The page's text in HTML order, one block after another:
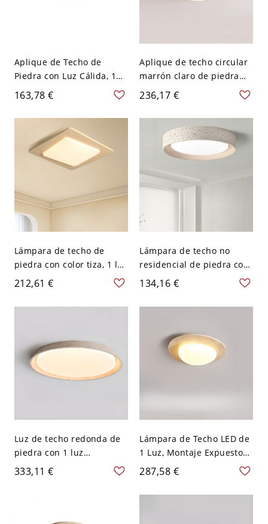
Aplique de Techo de
Piedra con Luz Cálida, 1
Luz, Pantalla de Plexiglás,
Montaje Superficial LED
para Uso Residencial,
110V-120V, 15"
163,78 €
Aplique de techo circular
marrón claro de piedra
con 1 luz, luminaria LED,
montaje superficial para
uso residencial, 110V-
120V, tres niveles (luz
cálida/blanca/neutra de
atenuación)
236,17 €
Lámpara de techo de
piedra con color tiza, 1 luz
LED, pantalla de PMMA en
estilo simplista, conexión
eléctrica directa, 110V-
212,61 €
Lámpara de techo no
residencial de piedra con
pantalla de tiza, forma
redonda, 1 luz LED
empotrada, 110V-120V, 14"
134,16 €
Luz de techo redonda de
piedra con 1 luz
empotrada y pantalla de
PMMA, LED para uso
cálida/blanca/neutra de
333,11 €
Lámpara de Techo LED de
1 Luz, Montaje Expuesto
Simétrico con Pantalla de
Compuesto Polimérico y
Conexión Eléctrica Directa
287,58 €